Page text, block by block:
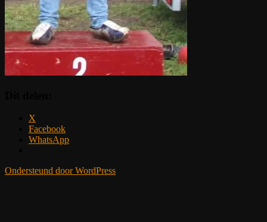
X
Facebook
WhatsApp
Ondersteund door WordPress